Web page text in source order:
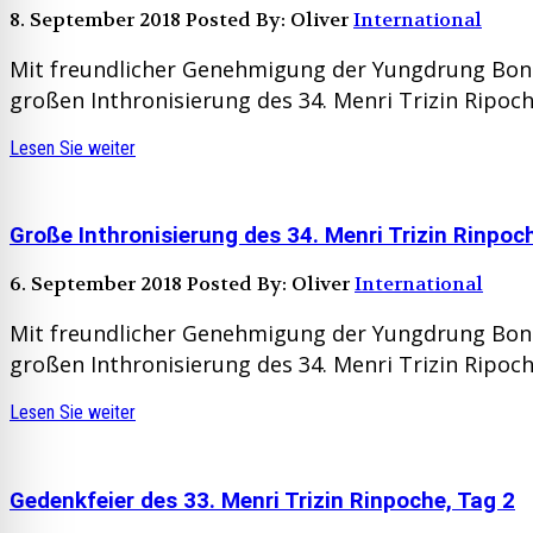
8. September 2018 Posted By: OliverInternational
Mit freundlicher Genehmigung der Yungdrung
großen Inthronisierung des 34. Menri Trizin
Lesen Sie weiter
Große Inthronisierung des 34. Menri Trizin
6. September 2018 Posted By: OliverInternational
Mit freundlicher Genehmigung der Yungdrung
großen Inthronisierung des 34. Menri Trizin
Lesen Sie weiter
Gedenkfeier des 33. Menri Trizin Rinpoche, Tag 2